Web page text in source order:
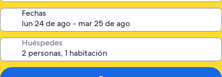
Fechas
Huéspedes